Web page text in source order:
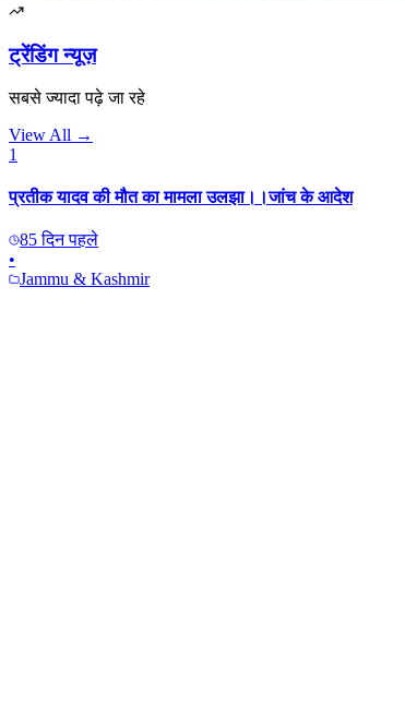
ट्रेंडिंग न्यूज़
सबसे ज्यादा पढ़े जा रहे
View All →
1
प्रतीक यादव की मौत का मामला उलझा।।जांच के आदेश
85 दिन पहले
•
Jammu & Kashmir